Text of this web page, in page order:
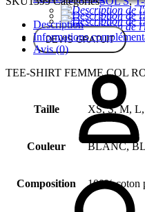
DEVIS GRATUIT
Description
Informations
Avis (0)
TEE-SHIRT FEMME COL
Taille XS, S, M,
Couleur BLANC,
Composition 100% coton